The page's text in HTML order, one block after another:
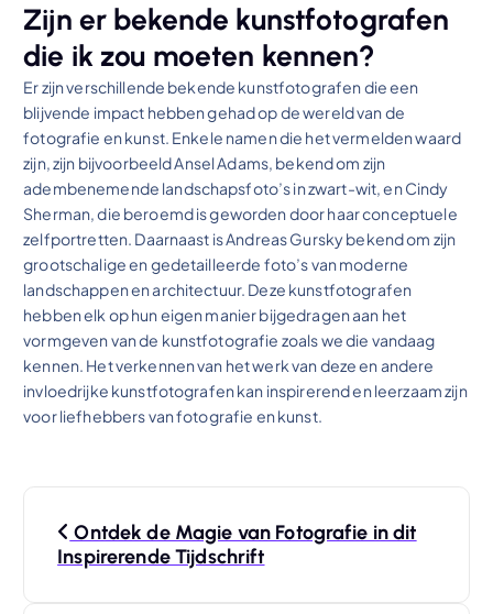
Zijn er bekende kunstfotografen
die ik zou moeten kennen?
Er zijn verschillende bekende kunstfotografen die een
blijvende impact hebben gehad op de wereld van de
fotografie en kunst. Enkele namen die het vermelden waard
zijn, zijn bijvoorbeeld Ansel Adams, bekend om zijn
adembenemende landschapsfoto’s in zwart-wit, en Cindy
Sherman, die beroemd is geworden door haar conceptuele
zelfportretten. Daarnaast is Andreas Gursky bekend om zijn
grootschalige en gedetailleerde foto’s van moderne
landschappen en architectuur. Deze kunstfotografen
hebben elk op hun eigen manier bijgedragen aan het
vormgeven van de kunstfotografie zoals we die vandaag
kennen. Het verkennen van het werk van deze en andere
invloedrijke kunstfotografen kan inspirerend en leerzaam zijn
voor liefhebbers van fotografie en kunst.
Ontdek de Magie van Fotografie in dit
Inspirerende Tijdschrift